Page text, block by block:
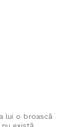
lui o broască